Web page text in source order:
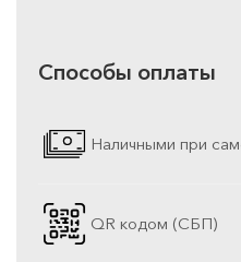
Способы оплаты
Наличными при
QR кодом (СБП)